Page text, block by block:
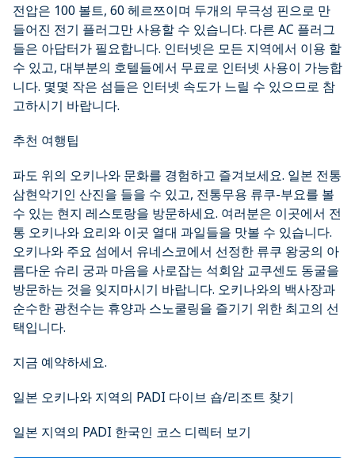
전압은 100 볼트, 60 헤르쯔이며 두개의 무극성 핀으로 만
들어진 전기 플러그만 사용할 수 있습니다. 다른 AC 플러그
들은 아답터가 필요합니다. 인터넷은 모든 지역에서 이용 할
수 있고, 대부분의 호텔들에서 무료로 인터넷 사용이 가능합
니다. 몇몇 작은 섬들은 인터넷 속도가 느릴 수 있으므로 참
고하시기 바랍니다.
추천 여행팁
파도 위의 오키나와 문화를 경험하고 즐겨보세요. 일본 전통
삼현악기인 산진을 들을 수 있고, 전통무용 류쿠-부요를 볼
수 있는 현지 레스토랑을 방문하세요. 여러분은 이곳에서 전
통 오키나와 요리와 이곳 열대 과일들을 맛볼 수 있습니다.
오키나와 주요 섬에서 유네스코에서 선정한 류쿠 왕궁의 아
름다운 슈리 궁과 마음을 사로잡는 석회암 교쿠센도 동굴을
방문하는 것을 잊지마시기 바랍니다. 오키나와의 백사장과
순수한 광천수는 휴양과 스노쿨링을 즐기기 위한 최고의 선
택입니다.
지금 예약하세요.
일본 오키나와 지역의 PADI 다이브 숍/리조트 찾기
일본 지역의 PADI 한국인 코스 디렉터 보기